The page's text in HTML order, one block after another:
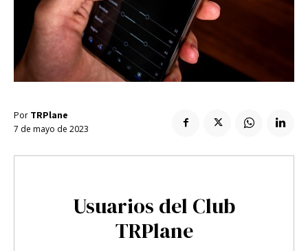
Enlaces útiles
Registro / Entrar
Suscribir
Privacidad
Registro / Entrar Suscribir
Contacto
Privacidad Aviso Legal Política de cookies
Por TRPlane
7 de mayo de 2023
Usuarios del Club
TRPlane